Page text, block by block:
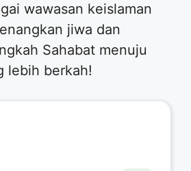
wawasan keislaman
jiwa dan
Sahabat menuju
lebih berkah!